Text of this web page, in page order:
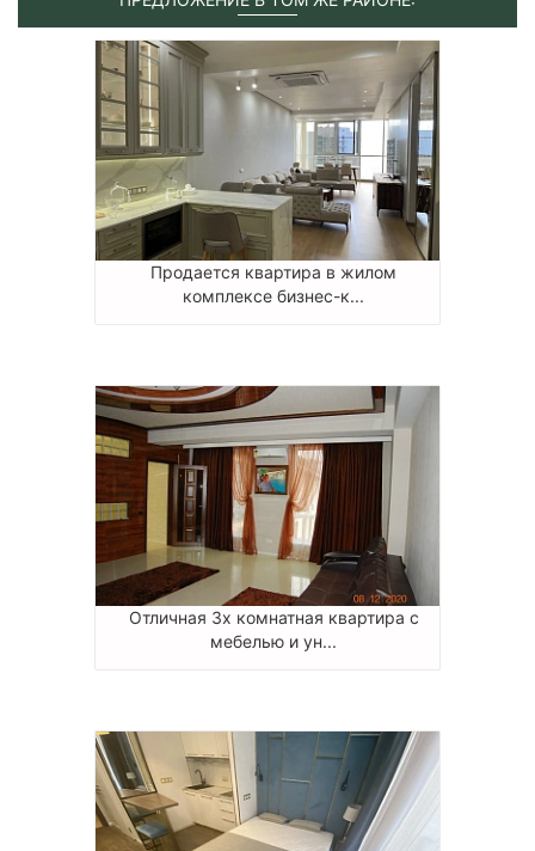
Продается квартира в жилом
комплексе бизнес-к...
Отличная 3х комнатная квартира с
мебелью и ун...